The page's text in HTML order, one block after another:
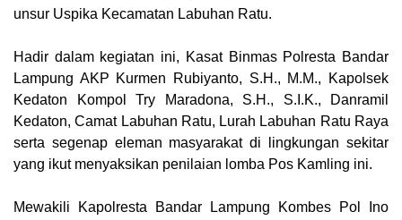
unsur Uspika Kecamatan Labuhan Ratu.
Hadir dalam kegiatan ini, Kasat Binmas Polresta Bandar
Lampung AKP Kurmen Rubiyanto, S.H., M.M., Kapolsek
Kedaton Kompol Try Maradona, S.H., S.I.K., Danramil
Kedaton, Camat Labuhan Ratu, Lurah Labuhan Ratu Raya
serta segenap eleman masyarakat di lingkungan sekitar
yang ikut menyaksikan penilaian lomba Pos Kamling ini.
Mewakili Kapolresta Bandar Lampung Kombes Pol Ino